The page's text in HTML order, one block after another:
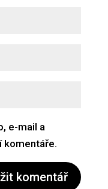
e-mail a
komentáře.